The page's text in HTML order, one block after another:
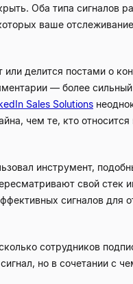
Оба типа сигналов
ваше
делится постами о
— более
Sales Solutions
чем те, кто
инструмент,
свой стек
сигналов для
сотрудников
но в сочетании с